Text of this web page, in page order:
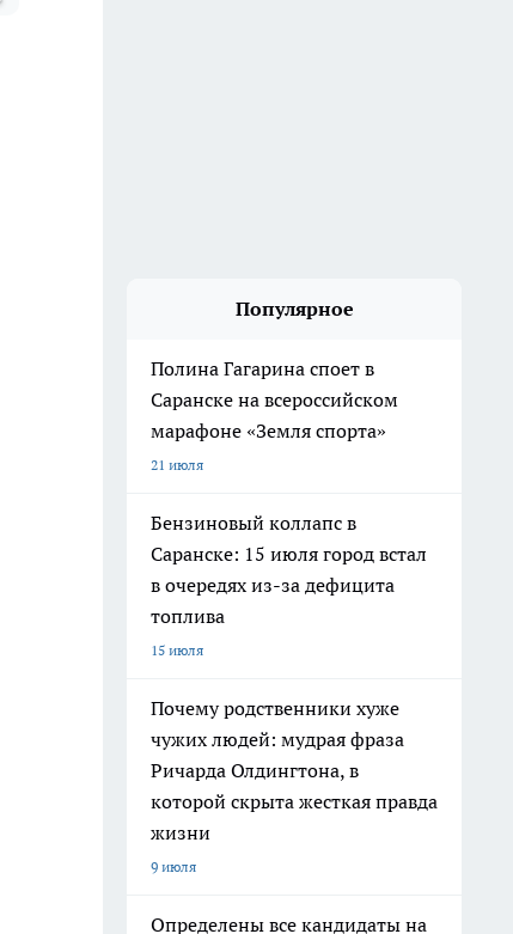
Популярное
Полина Гагарина споет в
Саранске на всероссийском
марафоне «Земля спорта»
21 июля
Бензиновый коллапс в
Саранске: 15 июля город встал
в очередях из-за дефицита
топлива
15 июля
Почему родственники хуже
чужих людей: мудрая фраза
Ричарда Олдингтона, в
которой скрыта жесткая правда
жизни
9 июля
Определены все кандидаты на